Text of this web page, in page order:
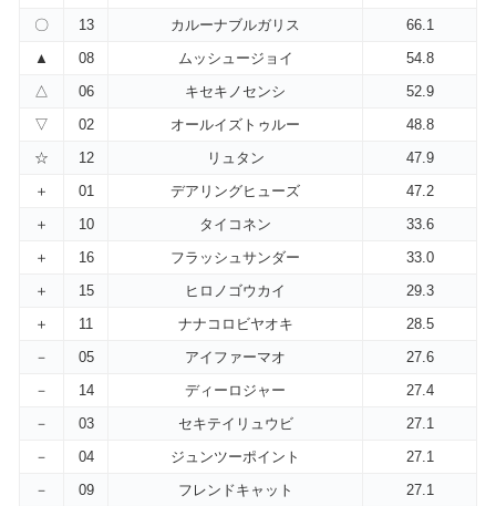
〇
13 カルーナブルガリス
66.1
▲
08 ムッシュージョイ
54.8
△
06 キセキノセンシ
52.9
▽
02 オールイズトゥルー
48.8
☆
12 リュタン
47.9
＋
01 デアリングヒューズ
47.2
＋
10 タイコネン
33.6
＋
16 フラッシュサンダー
33.0
＋
15 ヒロノゴウカイ
29.3
＋
11 ナナコロビヤオキ
28.5
－
05 アイファーマオ
27.6
－
14 ディーロジャー
27.4
－
03 セキテイリュウビ
27.1
－
04 ジュンツーポイント
27.1
－
09 フレンドキャット 27.1